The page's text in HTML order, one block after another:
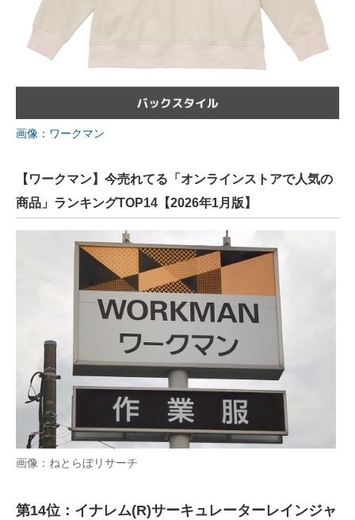
画像：ワークマン
【ワークマン】今売れてる「オンラインストアで人気の
商品」ランキングTOP14【2026年1月版】
画像：ねとらぼリサーチ
第14位：イナレム(R)サーキュレーターレインジャ